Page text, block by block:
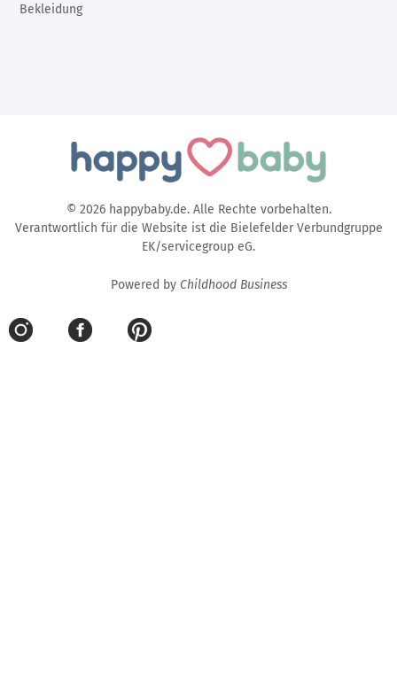
Bekleidung
© 2026 happybaby.de. Alle Rechte vorbehalten.
Verantwortlich für die Website ist die Bielefelder Verbundgruppe
EK/servicegroup eG.
Powered by Childhood Business